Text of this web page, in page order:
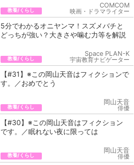
教養/くらし
COMCOM
映画・ドラマライター
5分でわかるオニヤンマ！スズメバチと
どっちが強い？大きさや噛む力等を解説
教養/くらし
Space PLAN-K
宇宙教育ナビゲーター
【#31】※この岡山天音はフィクションで
す。／おめでとう
教養/くらし
岡山天音
俳優
【#30】※この岡山天音はフィクション
です。／眠れない夜に限っては
教養/くらし
岡山天音
俳優